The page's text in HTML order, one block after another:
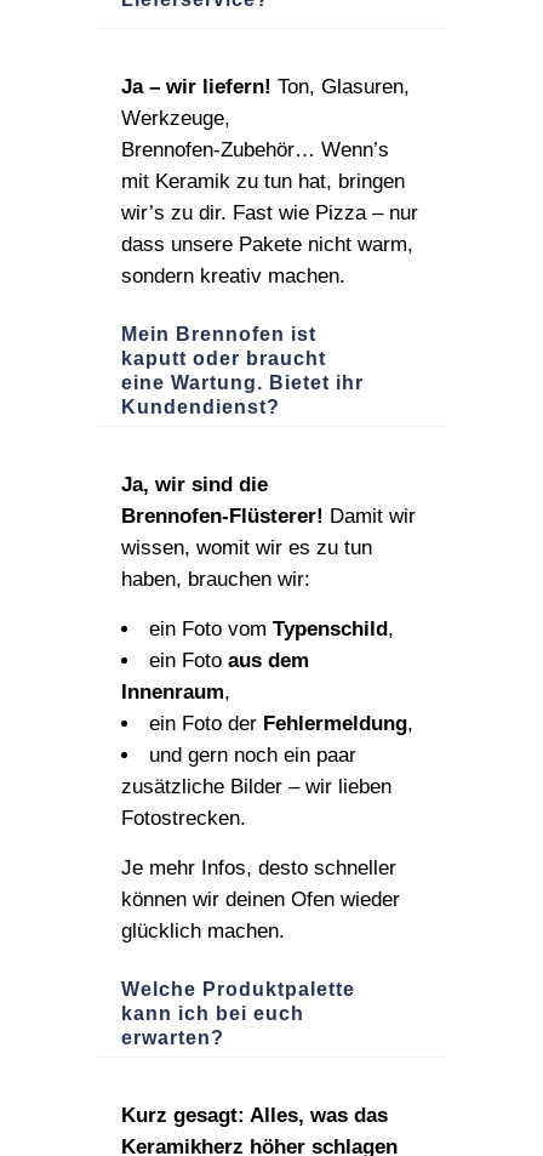
Ja – wir liefern! Ton, Glasuren,
Werkzeuge,
Brennofen‑Zubehör… Wenn’s
mit Keramik zu tun hat, bringen
wir’s zu dir. Fast wie Pizza – nur
dass unsere Pakete nicht warm,
sondern kreativ machen.
Mein Brennofen ist
kaputt oder braucht
eine Wartung. Bietet ihr
Kundendienst?
Ja, wir sind die
Brennofen‑Flüsterer! Damit wir
wissen, womit wir es zu tun
haben, brauchen wir:
ein Foto vomTypenschild,
ein Fotoaus dem
Innenraum,
ein Foto der Fehlermeldung,
und gern noch ein paar
zusätzliche Bilder – wir lieben
Fotostrecken.
Je mehr Infos, desto schneller
können wir deinen Ofen wieder
glücklich machen.
Welche Produktpalette
kann ich bei euch
erwarten?
Kurz gesagt: Alles, was das
Keramikherz höher schlagen